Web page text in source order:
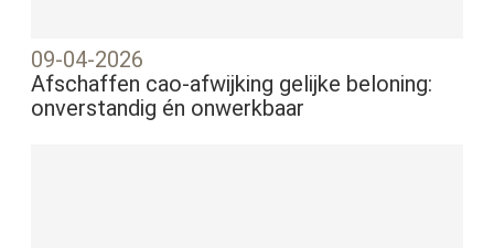
09-04-2026
Afschaffen cao-afwijking gelijke beloning:
onverstandig én onwerkbaar